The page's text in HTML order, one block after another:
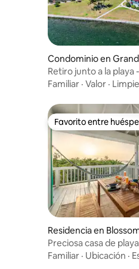
Condominio en Grand
n
Retiro junto a la playa
de 7 Mile Beach
Familiar · Valor ·
Favorito entre
Favorito entre
Residencia en
e
Preciosa casa de
Familiar · Ubicación ·